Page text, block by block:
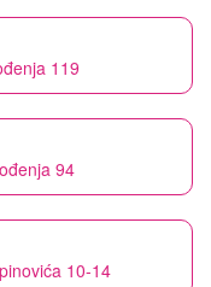
119
94
10-14